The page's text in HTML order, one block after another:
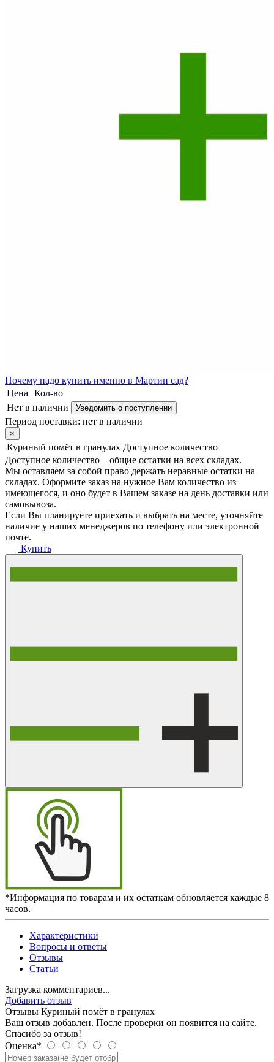
Почему надо купить именно в Мартин сад?
Цена
Кол-во
Нет в наличии
Уведомить о поступлении
Период поставки: нет в наличии
×
Куриный помёт в гранулах Доступное количество
Доступное количество – общие остатки на всех складах.
Мы оставляем за собой право держать неравные остатки на
складах. Оформите заказ на нужное Вам количество из
имеющегося, и оно будет в Вашем заказе на день доставки или
самовывоза.
Если Вы планируете приехать и выбрать на месте, уточняйте
наличие у наших менеджеров по телефону или электронной
почте.
Купить
*Информация по товарам и их остаткам обновляется каждые 8
часов.
Характеристики
Вопросы и ответы
Отзывы
Статьи
Загрузка комментариев...
Добавить отзыв
Отзывы Куриный помёт в гранулах
Ваш отзыв добавлен. После проверки он появится на сайте.
Спасибо за отзыв!
Оценка*